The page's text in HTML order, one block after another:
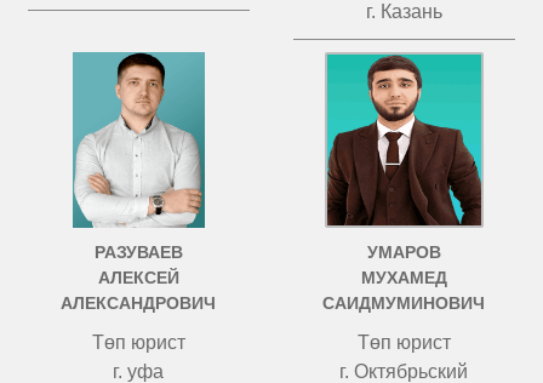
г. Казань
РАЗУВАЕВ
АЛЕКСЕЙ
АЛЕКСАНДРОВИЧ
Төп юрист
г. уфа
УМАРОВ
МУХАМЕД
САИДМУМИНОВИЧ
Төп юрист
г. Октябрьский